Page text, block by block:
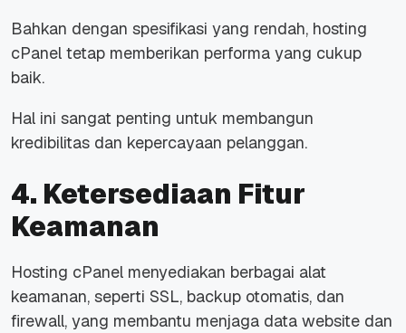
Bahkan dengan spesifikasi yang rendah, hosting
cPanel tetap memberikan performa yang cukup
baik.
Hal ini sangat penting untuk membangun
kredibilitas dan kepercayaan pelanggan.
4. Ketersediaan Fitur
Keamanan
Hosting cPanel menyediakan berbagai alat
keamanan, seperti SSL, backup otomatis, dan
firewall, yang membantu menjaga data website dan